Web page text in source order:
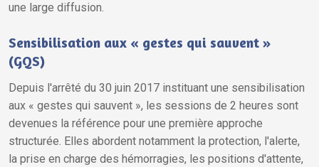
une large diffusion.
Sensibilisation aux « gestes qui sauvent »
(GQS)
Depuis l'arrêté du 30 juin 2017 instituant une sensibilisation
aux « gestes qui sauvent », les sessions de 2 heures sont
devenues la référence pour une première approche
structurée. Elles abordent notamment la protection, l'alerte,
la prise en charge des hémorragies, les positions d'attente,